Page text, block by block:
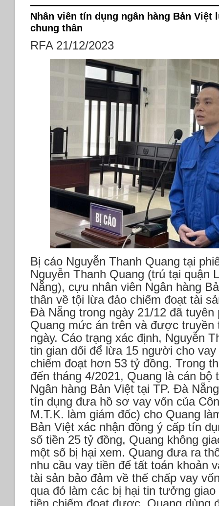
Nhân viên tín dụng ngân hàng Bản
chung thân
RFA 21/12/2023
Bị cáo Nguyễn Thanh Quang tại
Nguyễn Thanh Quang (trú tại quận
Nẵng), cựu nhân viên Ngân hàng
thân về tội lừa đảo chiếm đoạt tài
Đà Nẵng trong ngày 21/12 đã tuyên
Quang mức án trên và được truyền
ngày. Cáo trạng xác định, Nguyễn
tin gian dối để lừa 15 người cho
chiếm đoạt hơn 53 tỷ đồng. Trong
đến tháng 4/2021, Quang là cán bộ
Ngân hàng Bản Việt tại TP. Đà
tín dụng đưa hồ sơ vay vốn của
M.T.K. làm giám đốc) cho Quang
Bản Việt xác nhận đồng ý cấp tín
số tiền 25 tỷ đồng, Quang không
một số bị hại xem. Quang đưa ra
nhu cầu vay tiền để tất toán khoản
tài sản bảo đảm về thế chấp vay
qua đó làm các bị hại tin tưởng
tiền chiếm đoạt được, Quang dùng